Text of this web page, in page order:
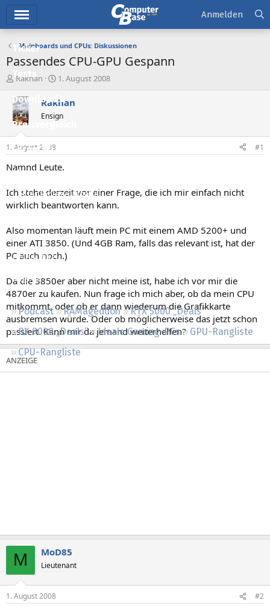
Ticker
Tests
Downloads
Preisvergleich
Forum
Aktuelles
Empfohlene Inhalte
Neueste Aktivitäten
Leserartikel
Regeln
Podcast RAMageddon
RTX 5000 „Deals“
RX 9000 „Deals“
Ideale Gaming-PCs
GPU-Rangliste
CPU-Rangliste
Anmelden
Mainboards und CPUs: Diskussionen
Passendes CPU-GPU Gespann
E
s
t
e
l
e
r
Rakhan
E
s
e
t
a
1. August 2008
Rakhan
Ensign
1. August 2008 #1
Namnd Leute.
Ich stehe derzeit vor einer Frage, die ich mir einfach nicht
wirklich beantworten kann.
Also momentan läuft mein PC mit einem AMD 5200+ und
einer ATI 3850. (Und 4GB Ram, falls das relevant ist, hat der
PC auch noch.)
Da die 3850er aber nicht meine ist, habe ich vor mir die
4870er zu kaufen. Nun frage ich mich aber, ob da mein CPU
mitkommt, oder ob er dann wiederum die Grafikkarte
ausbremsen würde. Oder ob möglicherweise das jetzt schon
passiert. Kann mir da jemand weiterhelfen?
M MoD85
Lieutenant
1. August 2008 #2